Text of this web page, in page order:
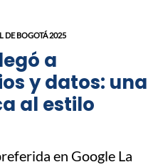
DE BOGOTÁ 2025
a
y datos: una
al estilo
en Google La